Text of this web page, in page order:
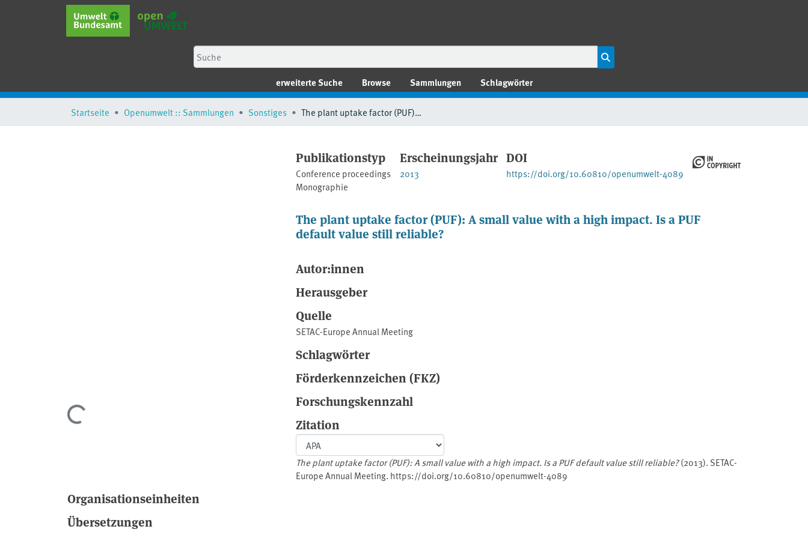
erweiterte Suche Browse Sammlungen Schlagwörter
Startseite Openumwelt :: Sammlungen Sonstiges The plant uptake factor (PUF): A small value with a high impact. Is a PUF default value still reliable?
Lade...
Publikationstyp
Conference proceedings
Monographie
Erscheinungsjahr
2013
DOI
https://doi.org/10.60810/openumwelt-4089
The plant uptake factor (PUF): A small value with a high impact. Is a PUF
default value still reliable?
Autor:innen
Herausgeber
Quelle
SETAC-Europe Annual Meeting
Schlagwörter
Förderkennzeichen (FKZ)
Forschungskennzahl
Zitation
The plant uptake factor (PUF): A small value with a high impact. Is a PUF default value still reliable?(2013). SETAC-
Europe Annual Meeting. https://doi.org/10.60810/openumwelt-4089
Organisationseinheiten
Übersetzungen